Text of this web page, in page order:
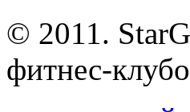
© 2011.
фитнес-